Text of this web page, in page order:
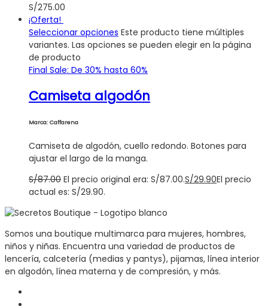
S/275.00
¡Oferta!
Seleccionar opciones Este producto tiene múltiples
variantes. Las opciones se pueden elegir en la página
de producto
Final Sale: De 30% hasta 60%
Camiseta algodón
Marca: Caffarena
Camiseta de algodón, cuello redondo. Botones para
ajustar el largo de la manga.
S/87.00 El precio original era: S/87.00.S/29.90El precio
actual es: S/29.90.
Somos una boutique multimarca para mujeres, hombres,
niños y niñas. Encuentra una variedad de productos de
lencería, calcetería (medias y pantys), pijamas, línea interior
en algodón, línea materna y de compresión, y más.